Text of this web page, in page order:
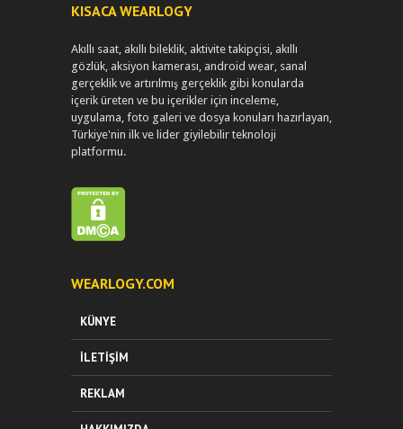
KISACA WEARLOGY
Akıllı saat, akıllı bileklik, aktivite takipçisi, akıllı
gözlük, aksiyon kamerası, android wear, sanal
gerçeklik ve artırılmış gerçeklik gibi konularda
içerik üreten ve bu içerikler için inceleme,
uygulama, foto galeri ve dosya konuları hazırlayan,
Türkiye'nin ilk ve lider giyilebilir teknoloji
platformu.
WEARLOGY.COM
KÜNYE
İLETIŞIM
REKLAM